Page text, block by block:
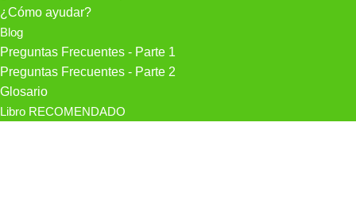
¿Cómo ayudar?
Blog
Preguntas Frecuentes - Parte 1
Preguntas Frecuentes - Parte 2
Glosario
Libro RECOMENDADO